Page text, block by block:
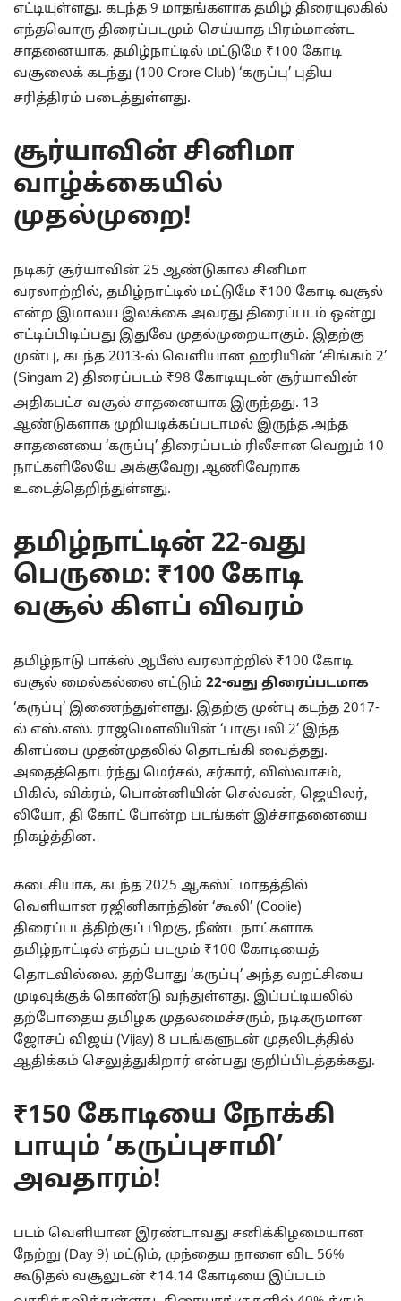
எட்டியுள்ளது. கடந்த 9 மாதங்களாக தமிழ் திரையுலகில்
எந்தவொரு திரைப்படமும் செய்யாத பிரம்மாண்ட
சாதனையாக, தமிழ்நாட்டில் மட்டுமே ₹100 கோடி
வசூலைக் கடந்து (100 Crore Club) ‘கருப்பு’ புதிய
சரித்திரம் படைத்துள்ளது.
சூர்யாவின் சினிமா
வாழ்க்கையில்
முதல்முறை!
நடிகர் சூர்யாவின் 25 ஆண்டுகால சினிமா
வரலாற்றில், தமிழ்நாட்டில் மட்டுமே ₹100 கோடி வசூல்
என்ற இமாலய இலக்கை அவரது திரைப்படம் ஒன்று
எட்டிப்பிடிப்பது இதுவே முதல்முறையாகும். இதற்கு
முன்பு, கடந்த 2013-ல் வெளியான ஹரியின் ‘சிங்கம் 2’
(Singam 2) திரைப்படம் ₹98 கோடியுடன் சூர்யாவின்
அதிகபட்ச வசூல் சாதனையாக இருந்தது. 13
ஆண்டுகளாக முறியடிக்கப்படாமல் இருந்த அந்த
சாதனையை ‘கருப்பு’ திரைப்படம் ரிலீசான வெறும் 10
நாட்களிலேயே அக்குவேறு ஆணிவேறாக
உடைத்தெறிந்துள்ளது.
தமிழ்நாட்டின் 22-வது
பெருமை: ₹100 கோடி
வசூல் கிளப் விவரம்
தமிழ்நாடு பாக்ஸ் ஆபீஸ் வரலாற்றில் ₹100 கோடி
வசூல் மைல்கல்லை எட்டும் 22-வது திரைப்படமாக
‘கருப்பு’ இணைந்துள்ளது. இதற்கு முன்பு கடந்த 2017-
ல் எஸ்.எஸ். ராஜமௌலியின் ‘பாகுபலி 2’ இந்த
கிளப்பை முதன்முதலில் தொடங்கி வைத்தது.
அதைத்தொடர்ந்து மெர்சல், சர்கார், விஸ்வாசம்,
பிகில், விக்ரம், பொன்னியின் செல்வன், ஜெயிலர்,
லியோ, தி கோட் போன்ற படங்கள் இச்சாதனையை
நிகழ்த்தின.
கடைசியாக, கடந்த 2025 ஆகஸ்ட் மாதத்தில்
வெளியான ரஜினிகாந்தின் ‘கூலி’ (Coolie)
திரைப்படத்திற்குப் பிறகு, நீண்ட நாட்களாக
தமிழ்நாட்டில் எந்தப் படமும் ₹100 கோடியைத்
தொடவில்லை. தற்போது ‘கருப்பு’ அந்த வறட்சியை
முடிவுக்குக் கொண்டு வந்துள்ளது. இப்பட்டியலில்
தற்போதைய தமிழக முதலமைச்சரும், நடிகருமான
ஜோசப் விஜய் (Vijay) 8 படங்களுடன் முதலிடத்தில்
ஆதிக்கம் செலுத்துகிறார் என்பது குறிப்பிடத்தக்கது.
₹150 கோடியை நோக்கி
பாயும் ‘கருப்புசாமி’
அவதாரம்!
படம் வெளியான இரண்டாவது சனிக்கிழமையான
நேற்று (Day 9) மட்டும், முந்தைய நாளை விட 56%
கூடுதல் வசூலுடன் ₹14.14 கோடியை இப்படம்